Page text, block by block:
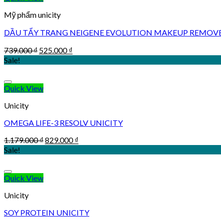
Mỹ phẩm unicity
DẦU TẨY TRANG NEIGENE EVOLUTION MAKEUP
739.000₫ Original
525.000₫
Sale!
Quick View
Unicity
OMEGA LIFE-3 RESOLV UNICITY
1.179.000₫Original
829.000₫
Sale!
Quick View
Unicity
SOY PROTEIN UNICITY